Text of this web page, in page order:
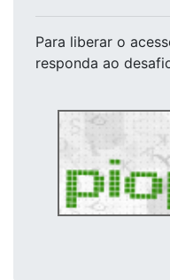
Para liberar o
responda ao